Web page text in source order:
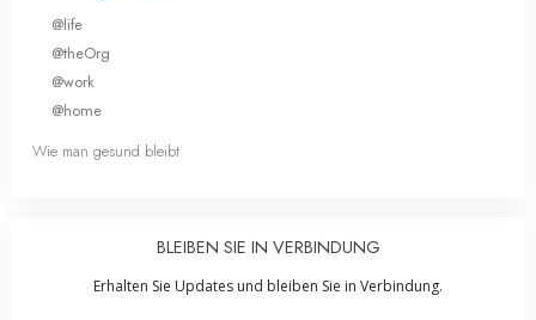
@life
@theOrg
@work
@home
Wie man gesund bleibt
BLEIBEN SIE IN VERBINDUNG
Erhalten Sie Updates und bleiben Sie in Verbindung.